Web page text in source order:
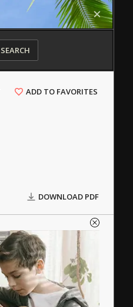
SEARCH
ADD TO FAVORITES
DOWNLOAD PDF